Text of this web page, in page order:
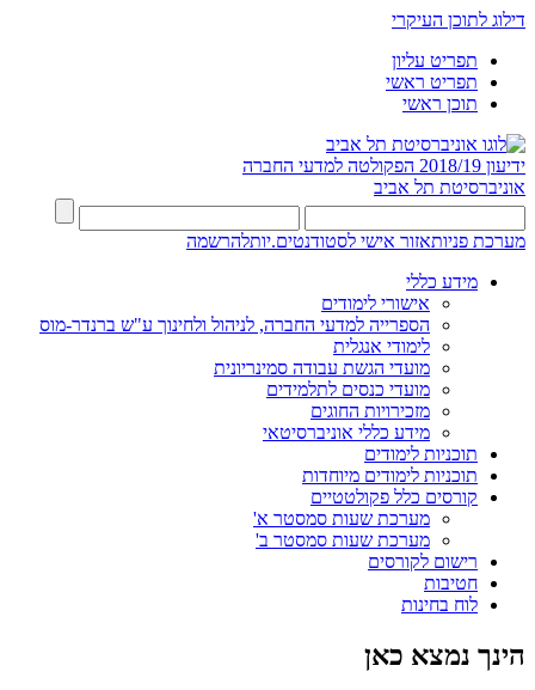
דילוג לתוכן העיקרי
תפריט עליון
תפריט ראשי
תוכן ראשי
ידיעון 2018/19
הפקולטה למדעי החברה
אוניברסיטת תל אביב
מערכת פניותאזור אישי לסטודנטים.יותלהרשמה
מידע כללי
אישורי לימודים
הספרייה למדעי החברה, לניהול ולחינוך ע"ש ברנדר-מוס
לימודי אנגלית
מועדי הגשת עבודה סמינריונית
מועדי כנסים לתלמידים
מזכירויות החוגים
מידע כללי אוניברסיטאי
תוכניות לימודים
תוכניות לימודים מיוחדות
קורסים כלל פקולטטיים
מערכת שעות סמסטר א'
מערכת שעות סמסטר ב'
רישום לקורסים
חטיבות
לוח בחינות
הינך נמצא כאן